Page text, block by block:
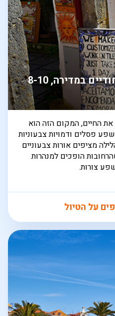
פסטיבלים וטיולים ייחודיים במדירה, 8-10
את החיים, המקום הזה הוא
פסלים ודמויות צבעוניות
מציפים אורות צבעוניים
הופכים למנהרות
צורות.
על הטיול